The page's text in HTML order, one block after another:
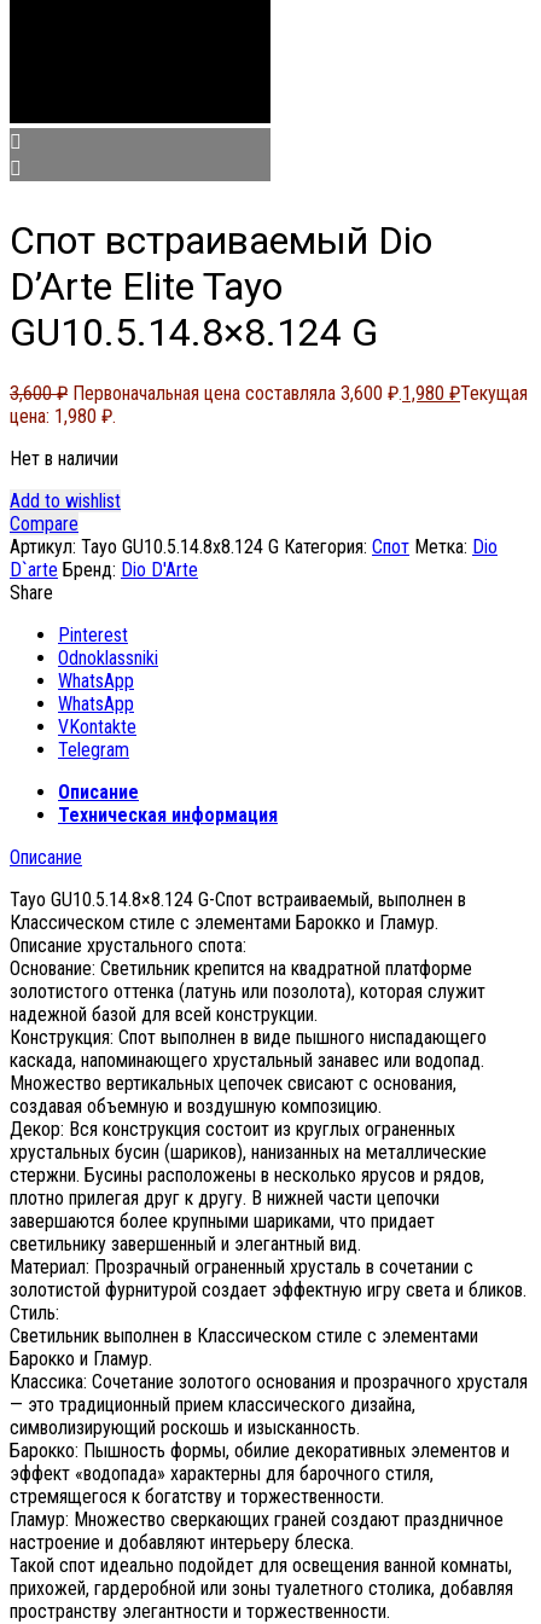
Спот встраиваемый Dio
D’Arte Elite Tayo
GU10.5.14.8×8.124 G
3,600₽ Первоначальная цена составляла 3,600 ₽.1,980 ₽Текущая
цена: 1,980 ₽.
Нет в наличии
Add to wishlist
Compare
Артикул: Tayo GU10.5.14.8x8.124 G Категория: Спот Метка: Dio
D`arte Бренд: Dio D'Arte
Share
Pinterest
Odnoklassniki
WhatsApp
WhatsApp
VKontakte
Telegram
Описание
Техническая информация
Описание
Tayo GU10.5.14.8×8.124 G-Спот встраиваемый, выполнен в
Классическом стиле с элементами Барокко и Гламур.
Описание хрустального спота:
Основание: Светильник крепится на квадратной платформе
золотистого оттенка (латунь или позолота), которая служит
надежной базой для всей конструкции.
Конструкция: Спот выполнен в виде пышного ниспадающего
каскада, напоминающего хрустальный занавес или водопад.
Множество вертикальных цепочек свисают с основания,
создавая объемную и воздушную композицию.
Декор: Вся конструкция состоит из круглых ограненных
хрустальных бусин (шариков), нанизанных на металлические
стержни. Бусины расположены в несколько ярусов и рядов,
плотно прилегая друг к другу. В нижней части цепочки
завершаются более крупными шариками, что придает
светильнику завершенный и элегантный вид.
Материал: Прозрачный ограненный хрусталь в сочетании с
золотистой фурнитурой создает эффектную игру света и бликов.
Стиль:
Светильник выполнен в Классическом стиле с элементами
Барокко и Гламур.
Классика: Сочетание золотого основания и прозрачного хрусталя
— это традиционный прием классического дизайна,
символизирующий роскошь и изысканность.
Барокко: Пышность формы, обилие декоративных элементов и
эффект «водопада» характерны для барочного стиля,
стремящегося к богатству и торжественности.
Гламур: Множество сверкающих граней создают праздничное
настроение и добавляют интерьеру блеска.
Такой спот идеально подойдет для освещения ванной комнаты,
прихожей, гардеробной или зоны туалетного столика, добавляя
пространству элегантности и торжественности.